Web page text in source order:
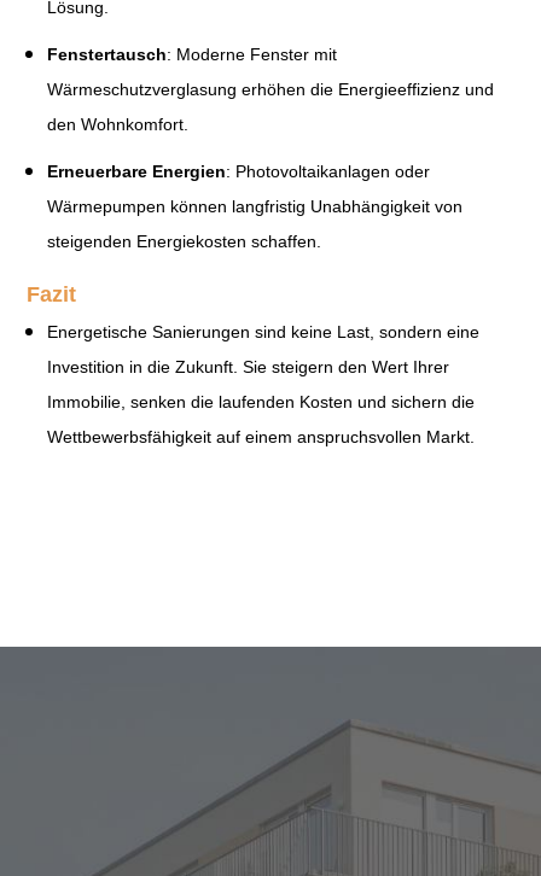
Lösung.
Fenstertausch: Moderne Fenster mit
Wärmeschutzverglasung erhöhen die Energieeffizienz und
den Wohnkomfort.
Erneuerbare Energien: Photovoltaikanlagen oder
Wärmepumpen können langfristig Unabhängigkeit von
steigenden Energiekosten schaffen.
Fazit
Energetische Sanierungen sind keine Last, sondern eine
Investition in die Zukunft. Sie steigern den Wert Ihrer
Immobilie, senken die laufenden Kosten und sichern die
Wettbewerbsfähigkeit auf einem anspruchsvollen Markt.